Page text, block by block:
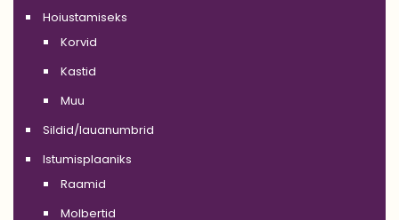
Hoiustamiseks
Korvid
Kastid
Muu
Sildid/lauanumbrid
Istumisplaaniks
Raamid
Molbertid